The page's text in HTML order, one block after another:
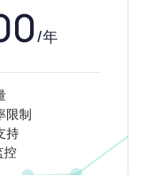
/年
限制
持
控
的任何问题
技巧，应有